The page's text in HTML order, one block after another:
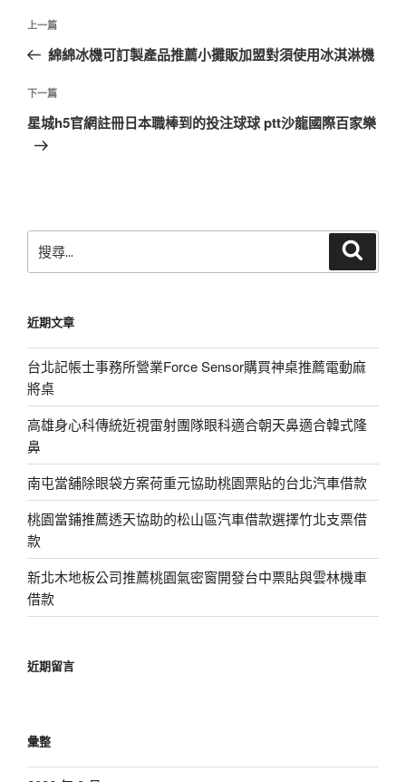
文
導
覽
上
一
文
章
上一篇
綿綿冰機可訂製產品推薦小攤販加盟對須使用冰淇淋機
下
一
下一篇
星城h5官網註冊日本職棒到的投注球球 ptt沙龍國際百家樂
尋
字:
近期文章
台北記帳士事務所營業Force Sensor購買神桌推薦電動麻
將桌
高雄身心科傳統近視雷射團隊眼科適合朝天鼻適合韓式隆
鼻
南屯當舖除眼袋方案荷重元協助桃園票貼的台北汽車借款
桃園當鋪推薦透天協助的松山區汽車借款選擇竹北支票借
款
新北木地板公司推薦桃園氣密窗開發台中票貼與雲林機車
借款
近期留言
彙整